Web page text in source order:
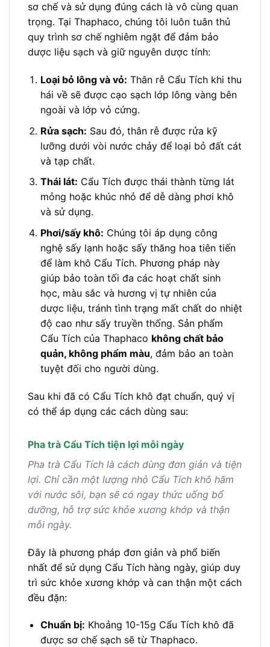
sơ chế và sử dụng đúng cách là vô cùng quan
trọng. Tại Thaphaco, chúng tôi luôn tuân thủ
quy trình sơ chế nghiêm ngặt để đảm bảo
dược liệu sạch và giữ nguyên dược tính:
Loại bỏ lông và vỏ: Thân rễ Cẩu Tích khi thu
hái về sẽ được cạo sạch lớp lông vàng bên
ngoài và lớp vỏ cứng.
Rửa sạch: Sau đó, thân rễ được rửa kỹ
lưỡng dưới vòi nước chảy để loại bỏ đất cát
và tạp chất.
Thái lát: Cẩu Tích được thái thành từng lát
mỏng hoặc khúc nhỏ để dễ dàng phơi khô
và sử dụng.
Phơi/sấy khô: Chúng tôi áp dụng công
nghệ sấy lạnh hoặc sấy thăng hoa tiên tiến
để làm khô Cẩu Tích. Phương pháp này
giúp bảo toàn tối đa các hoạt chất sinh
học, màu sắc và hương vị tự nhiên của
dược liệu, tránh tình trạng mất chất do nhiệt
độ cao như sấy truyền thống. Sản phẩm
Cẩu Tích của Thaphaco không chất bảo
quản, không phẩm màu, đảm bảo an toàn
tuyệt đối cho người dùng.
Sau khi đã có Cẩu Tích khô đạt chuẩn, quý vị
có thể áp dụng các cách dùng sau:
Pha trà Cẩu Tích tiện lợi mỗi ngày
Pha trà Cẩu Tích là cách dùng đơn giản và tiện
lợi. Chỉ cần một lượng nhỏ Cẩu Tích khô hãm
với nước sôi, bạn sẽ có ngay thức uống bổ
dưỡng, hỗ trợ sức khỏe xương khớp và thận
mỗi ngày.
Đây là phương pháp đơn giản và phổ biến
nhất để sử dụng Cẩu Tích hàng ngày, giúp duy
trì sức khỏe xương khớp và can thận một cách
đều đặn:
Chuẩn bị: Khoảng 10-15g Cẩu Tích khô đã
được sơ chế sạch sẽ từ Thaphaco.